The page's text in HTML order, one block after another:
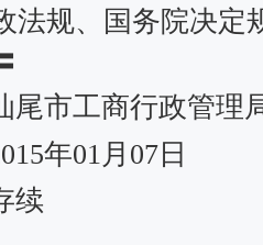
法规、国务院决定
尾市工商行政管理
年01月07日
续